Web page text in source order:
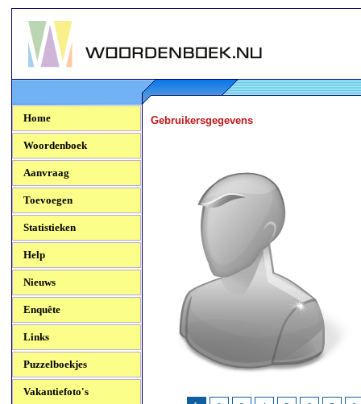
Woordenboek.NU
Home
Woordenboek
Aanvraag
Toevoegen
Statistieken
Help
Nieuws
Enquête
Links
Puzzelboekjes
Vakantiefoto's
Gebruikersgegevens